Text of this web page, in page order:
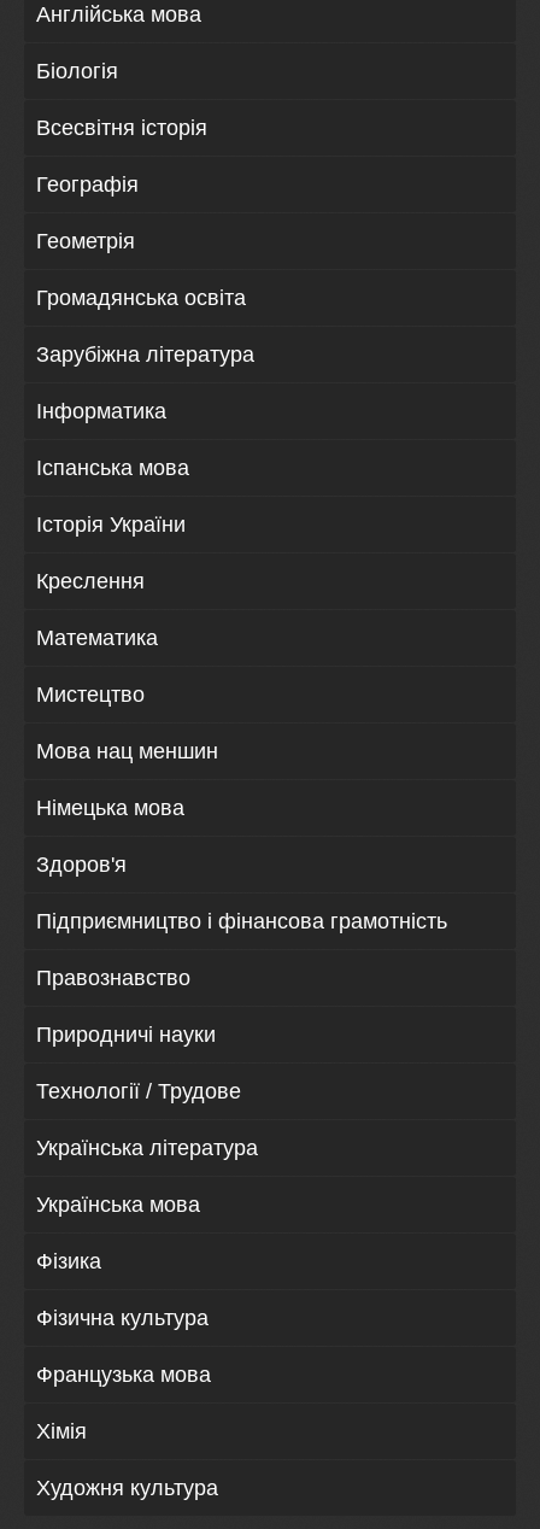
Англійська мова
Біологія
Всесвітня історія
Географія
Геометрія
Громадянська освіта
Зарубіжна література
Інформатика
Іспанська мова
Історія України
Креслення
Математика
Мистецтво
Мова нац меншин
Німецька мова
Здоров'я
Підприємництво і фінансова грамотність
Правознавство
Природничі науки
Технології / Трудове
Українська література
Українська мова
Фізика
Фізична культура
Французька мова
Хімія
Художня культура